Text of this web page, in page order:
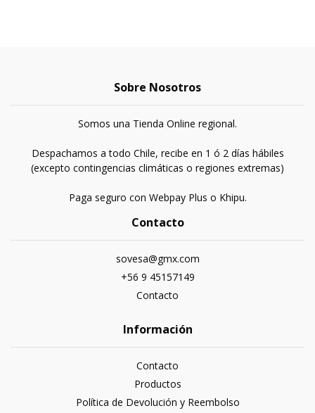
Sobre Nosotros
Somos una Tienda Online regional.
Despachamos a todo Chile, recibe en 1 ó 2 días hábiles
(excepto contingencias climáticas o regiones extremas)
Paga seguro con Webpay Plus o Khipu.
Contacto
sovesa@gmx.com
+56 9 45157149
Contacto
Información
Contacto
Productos
Política de Devolución y Reembolso